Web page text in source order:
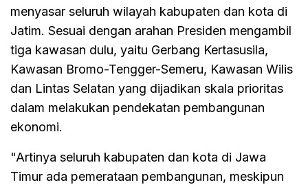
menyasar seluruh wilayah kabupaten dan kota di
Jatim. Sesuai dengan arahan Presiden mengambil
tiga kawasan dulu, yaitu Gerbang Kertasusila,
Kawasan Bromo-Tengger-Semeru, Kawasan Wilis
dan Lintas Selatan yang dijadikan skala prioritas
dalam melakukan pendekatan pembangunan
ekonomi.
"Artinya seluruh kabupaten dan kota di Jawa
Timur ada pemerataan pembangunan, meskipun